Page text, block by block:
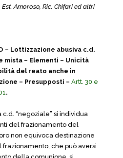
Amoroso, Ric. Chifari ed altri
– Lottizzazione abusiva c.d.
mista – Elementi – Unicità
del reato anche in
– Presupposti – Artt. 30 e
.
“negoziale” si individua
del frazionamento del
non equivoca destinazione
frazionamento, che può aversi